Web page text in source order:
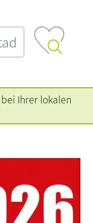
Ihrer lokalen